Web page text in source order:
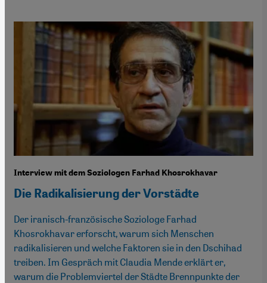
Interview mit dem Soziologen Farhad Khosrokhavar
Die Radikalisierung der Vorstädte
Der iranisch-französische Soziologe Farhad
Khosrokhavar erforscht, warum sich Menschen
radikalisieren und welche Faktoren sie in den Dschihad
treiben. Im Gespräch mit Claudia Mende erklärt er,
warum die Problemviertel der Städte Brennpunkte der